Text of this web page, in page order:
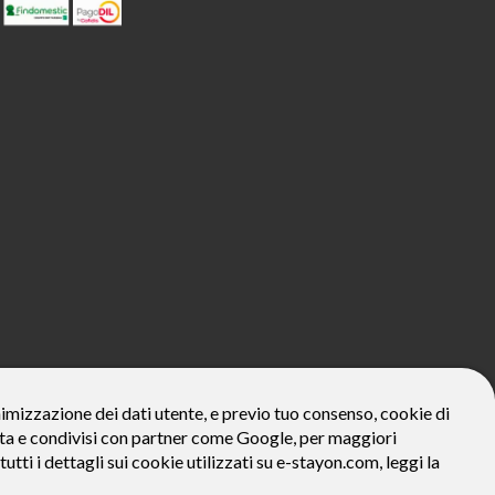
del bene € 800, Tan fisso 12,24% Taeg 12,95%, in 23
prima rata a 90 giorni. Al fine di gestire le tue spese in modo
condizioni economiche e contrattuali, facendo riferimento
dei dati utente, e previo tuo consenso, cookie di
condivisi con partner come Google, per maggiori
i dettagli sui cookie utilizzati su e-stayon.com, leggi la